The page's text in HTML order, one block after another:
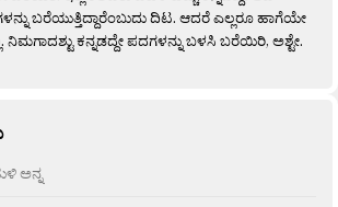
ಬರೆಯುತ್ತಿದ್ದಾರೆಂಬುದು ದಿಟ. ಆದರೆ ಎಲ್ಲರೂ ಹಾಗೆಯೇ
ಕನ್ನಡದ್ದೇ ಪದಗಳನ್ನು ಬಳಸಿ ಬರೆಯಿರಿ, ಅಶ್ಟೇ.
ಅನ್ನ